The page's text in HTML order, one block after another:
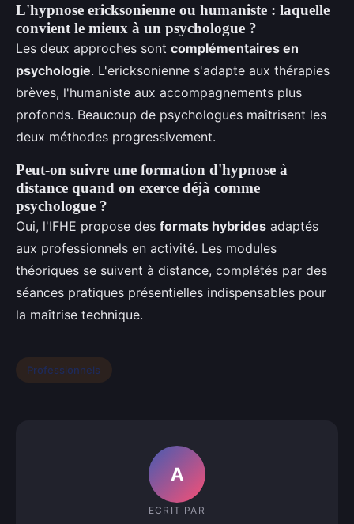
L'hypnose ericksonienne ou humaniste : laquelle
convient le mieux à un psychologue ?
Les deux approches sont complémentaires en
psychologie. L'ericksonienne s'adapte aux thérapies
brèves, l'humaniste aux accompagnements plus
profonds. Beaucoup de psychologues maîtrisent les
deux méthodes progressivement.
Peut-on suivre une formation d'hypnose à
distance quand on exerce déjà comme
psychologue ?
Oui, l'IFHE propose des formats hybrides adaptés
aux professionnels en activité. Les modules
théoriques se suivent à distance, complétés par des
séances pratiques présentielles indispensables pour
la maîtrise technique.
Professionnels
A
ECRIT PAR